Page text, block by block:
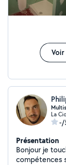
La
-/
Présentation
Bonjour je
compétences